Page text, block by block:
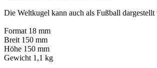
Die Weltkugel kann auch als Fußball dargestellt
Format 18 mm
Breit 150 mm
Höhe 150 mm
Gewicht 1,1 kg